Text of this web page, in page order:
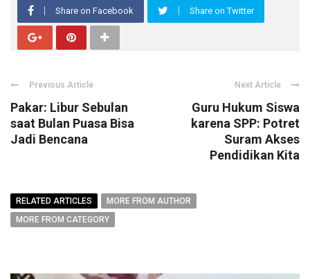
Share on Facebook Share on Twitter
Previous Article
Pakar: Libur Sebulan
saat Bulan Puasa Bisa
Jadi Bencana
Next Article
Guru Hukum Siswa
karena SPP: Potret
Suram Akses
Pendidikan Kita
RELATED ARTICLES
MORE FROM AUTHOR
MORE FROM CATEGORY